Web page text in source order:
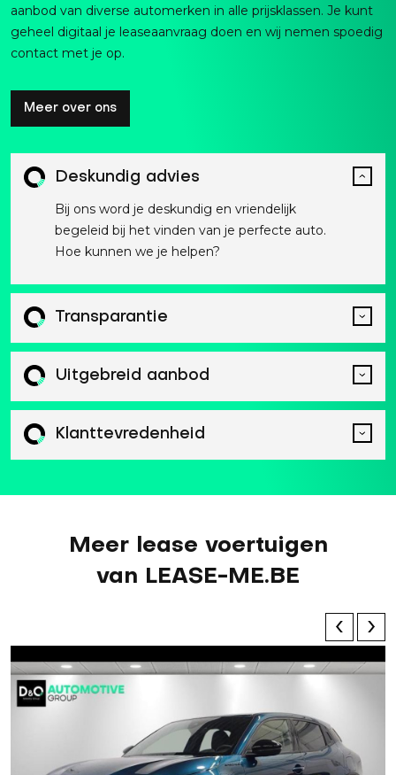
aanbod van diverse automerken in alle prijsklassen. Je kunt
geheel digitaal je leaseaanvraag doen en wij nemen spoedig
contact met je op.
Meer over ons
Deskundig advies
Bij ons word je deskundig en vriendelijk
begeleid bij het vinden van je perfecte auto.
Hoe kunnen we je helpen?
Transparantie
Uitgebreid aanbod
Klanttevredenheid
Meer lease voertuigen
van LEASE-ME.BE